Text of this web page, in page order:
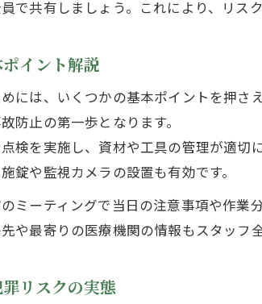
建設業スタッフが
行政連絡ミスを防ぐため
建設業スタッフが知
電話番号確認で連
建設業スタッフのた
役所連絡時に注意
行政との連携で安
で共有しましょう。これにより、リス
イント解説
には、いくつかの基本ポイントを押
防止の第一歩となります。
検を実施し、資材や工具の管理が適切
錠や監視カメラの設置も有効です。
ミーティングで当日の注意事項や作
や最寄りの医療機関の情報もスタッフ
リスクの実態